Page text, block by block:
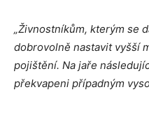
„Živnostníkům, kterým se
dobrovolně nastavit vyšší
pojištění. Na jaře
překvapeni případným